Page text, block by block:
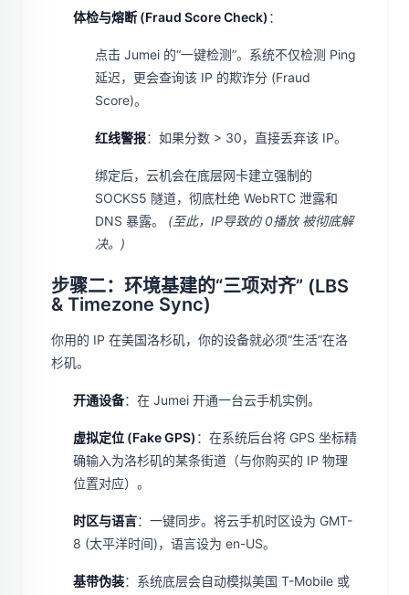
体检与熔断 (Fraud Score Check) ：
点击 Jumei 的“一键检测”。系统不仅检测 Ping
延迟，更会查询该 IP 的欺诈分 (Fraud
Score)。
红线警报：如果分数 > 30，直接丢弃该 IP。
绑定后，云机会在底层网卡建立强制的
SOCKS5 隧道，彻底杜绝 WebRTC 泄露和
DNS 暴露。 (至此，IP导致的 0播放 被彻底解
决。)
步骤二：环境基建的“三项对齐” (LBS
& Timezone Sync)
你用的 IP 在美国洛杉矶，你的设备就必须“生活”在洛
杉矶。
开通设备：在 Jumei 开通一台云手机实例。
虚拟定位 (Fake GPS) ：在系统后台将 GPS 坐标精
确输入为洛杉矶的某条街道（与你购买的 IP 物理
位置对应）。
时区与语言：一键同步。将云手机时区设为 GMT-
8 (太平洋时间)，语言设为 en-US。
基带伪装：系统底层会自动模拟美国 T-Mobile 或